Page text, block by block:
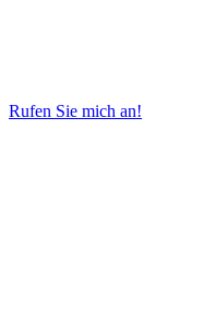
Rufen Sie mich an!